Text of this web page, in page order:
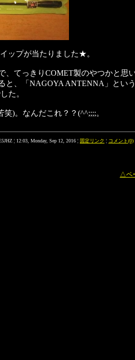
ップが当たりました★。
、てっきりCOMET製のやつかと思
と、「NAGOYA ANTENNA」とい
た。
)。なんだこれ？？(^^;;;;。
¦ 12:03, Monday, Sep 12, 2016 ¦ 固定リンク ¦ コメント(0)
△ペ